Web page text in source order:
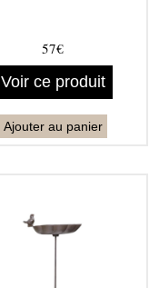
57€
Voir ce produit
Ajouter au panier